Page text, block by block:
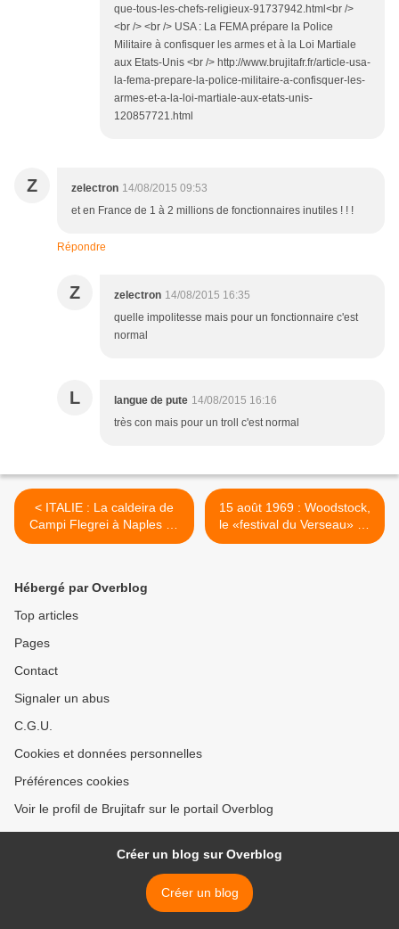
que-tous-les-chefs-religieux-91737942.html<br />
<br /> <br /> USA : La FEMA prépare la Police
Militaire à confisquer les armes et à la Loi Martiale
aux Etats-Unis <br /> http://www.brujitafr.fr/article-usa-
la-fema-prepare-la-police-militaire-a-confisquer-les-
armes-et-a-la-loi-martiale-aux-etats-unis-
120857721.html
Z zelectron 14/08/2015 09:53
et en France de 1 à 2 millions de fonctionnaires inutiles ! ! !
Répondre
Z zelectron 14/08/2015 16:35
quelle impolitesse mais pour un fonctionnaire c'est
normal
L langue de pute 14/08/2015 16:16
très con mais pour un troll c'est normal
< ITALIE : La caldeira de
Campi Flegrei à Naples au
centre des préoccupations
15 août 1969 : Woodstock,
le «festival du Verseau» de
la CIA >
Hébergé par Overblog
Top articles
Pages
Contact
Signaler un abus
C.G.U.
Cookies et données personnelles
Préférences cookies
Voir le profil de Brujitafr sur le portail Overblog
Créer un blog sur Overblog
Créer un blog